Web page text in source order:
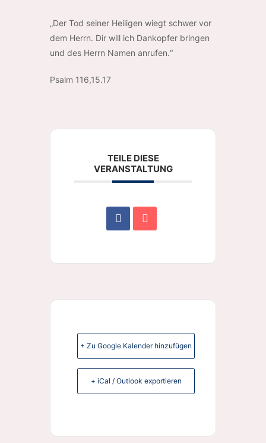
„Der Tod seiner Heiligen wiegt schwer vor
dem Herrn. Dir will ich Dankopfer bringen
und des Herrn Namen anrufen.“
Psalm 116,15.17
TEILE DIESE
VERANSTALTUNG
+ Zu Google Kalender hinzufügen
+ iCal / Outlook exportieren